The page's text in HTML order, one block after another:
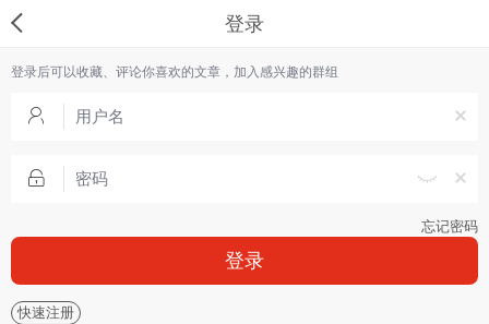
登录
登录后可以收藏、评论你喜欢的文章，加入感兴趣的群组
忘记密码
登录
快速注册